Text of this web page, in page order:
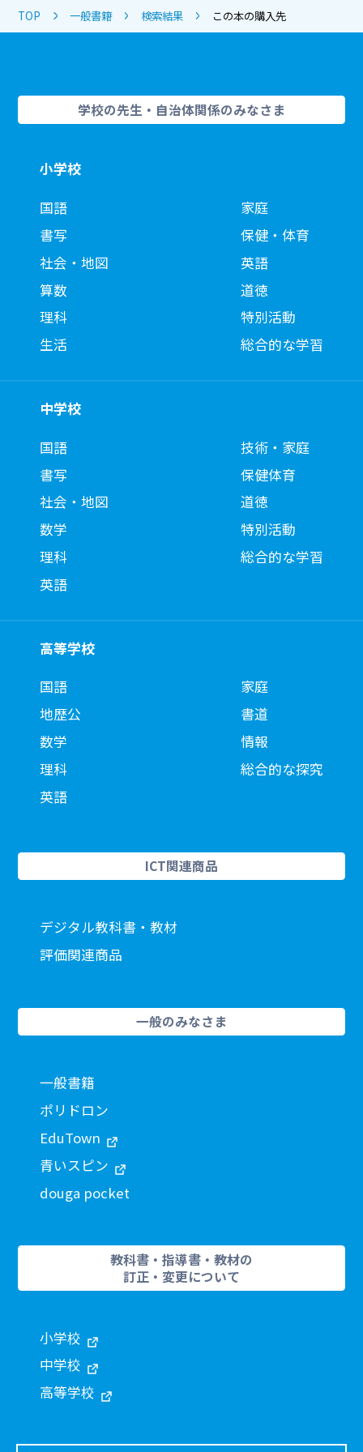
TOP 一般書籍 検索結果 この本の購入先
学校の先生・自治体関係のみなさま
小学校
国語
書写
社会・地図
算数
理科
生活
家庭
保健・体育
英語
道徳
特別活動
総合的な学習
中学校
国語
書写
社会・地図
数学
理科
英語
技術・家庭
保健体育
道徳
特別活動
総合的な学習
高等学校
国語
地歴公
数学
理科
英語
家庭
書道
情報
総合的な探究
ICT関連商品
デジタル教科書・教材
評価関連商品
一般のみなさま
一般書籍
ポリドロン
EduTown
青いスピン
douga pocket
教科書・指導書・教材の
訂正・変更について
小学校
中学校
高等学校